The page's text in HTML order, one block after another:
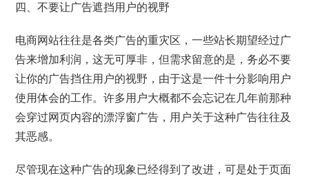
四、不要让广告遮挡用户的视野
电商网站往往是各类广告的重灾区，一些站长期望经过广
告来增加利润，这无可厚非，但需求留意的是，务必不要
让你的广告挡住用户的视野，由于这是一件十分影响用户
使用体会的工作。许多用户大概都不会忘记在几年前那种
会穿过网页内容的漂浮窗广告，用户关于这种广告往往及
其恶感。
尽管现在这种广告的现象已经得到了改进，可是处于页面